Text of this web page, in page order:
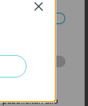
Close
essere
di
pubblicitari allo